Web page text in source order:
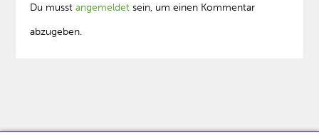
Du musstangemeldet sein, um einen Kommentar
abzugeben.